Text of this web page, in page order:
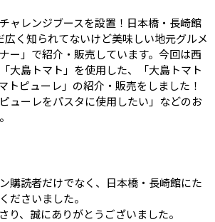
ャレンジブースを設置！日本橋・長崎館
広く知られてないけど美味しい地元グルメ
ー」で紹介・販売しています。今回は西
大島トマト」を使用した、「大島トマト
トピューレ」の紹介・販売をしました！
ューレをパスタに使用したい」などのお
購読者だけでなく、日本橋・長崎館にた
ださいました。
り、誠にありがとうございました。